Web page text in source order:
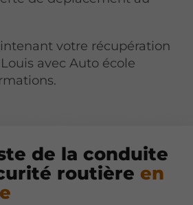
votre récupération
avec Auto école
de la conduite
routière en